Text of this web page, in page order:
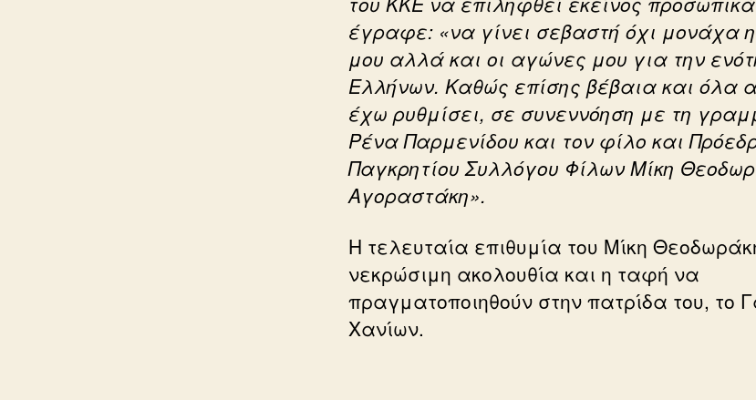
έγραφε: «να γίνει σεβαστή όχι μονάχα
μου αλλά και οι αγώνες μου για την
Ελλήνων. Καθώς επίσης βέβαια και όλα
έχω ρυθμίσει, σε συνεννόηση με τη
Ρένα Παρμενίδου και τον φίλο και
Παγκρητίου Συλλόγου Φίλων Μίκη
Αγοραστάκη».
Η τελευταία επιθυμία του Μίκη
νεκρώσιμη ακολουθία και η ταφή να
πραγματοποιηθούν στην πατρίδα του, το
Χανίων.